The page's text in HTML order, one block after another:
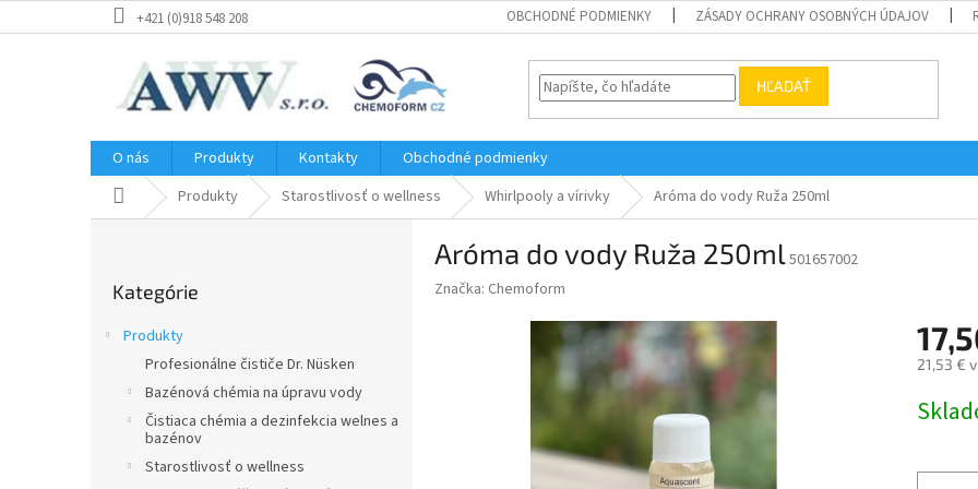
na
+421 (0)918 548 208 OBCHODNÉ PODMIENKY ZÁSADY OCHRANY OSOBNÝCH ÚDAJOV
HĽADAŤ
O nás Produkty Kontakty
Obchodné podmienky
DomovProdukty Starostlivosť o wellness Whirlpooly a vírivky Aróma do vody Ruža 250ml
kategórie
Kategórie
Produkty
Profesionálne čističe Dr. Nüsken
Bazénová chémia na úpravu vody
Čistiaca chémia a dezinfekcia welnes a
bazénov
Starostlivosť o wellness
Aróma do vody Ruža 250ml501657002
Značka: Chemoform
21,53 €
cena: